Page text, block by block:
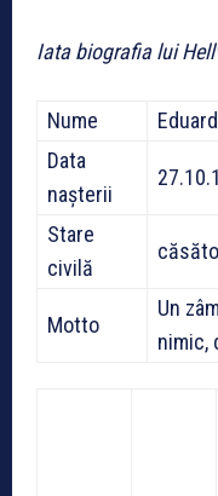
Iata biografia lui
Nume
Data
nașterii
Stare
civilă
Motto
Un
nimic,